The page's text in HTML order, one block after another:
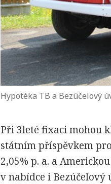
Hypotéka TB a Bezúčelový
Při 3leté fixaci mohou
státním příspěvkem
2,05% p. a. a
v nabídce i Bezúčelový